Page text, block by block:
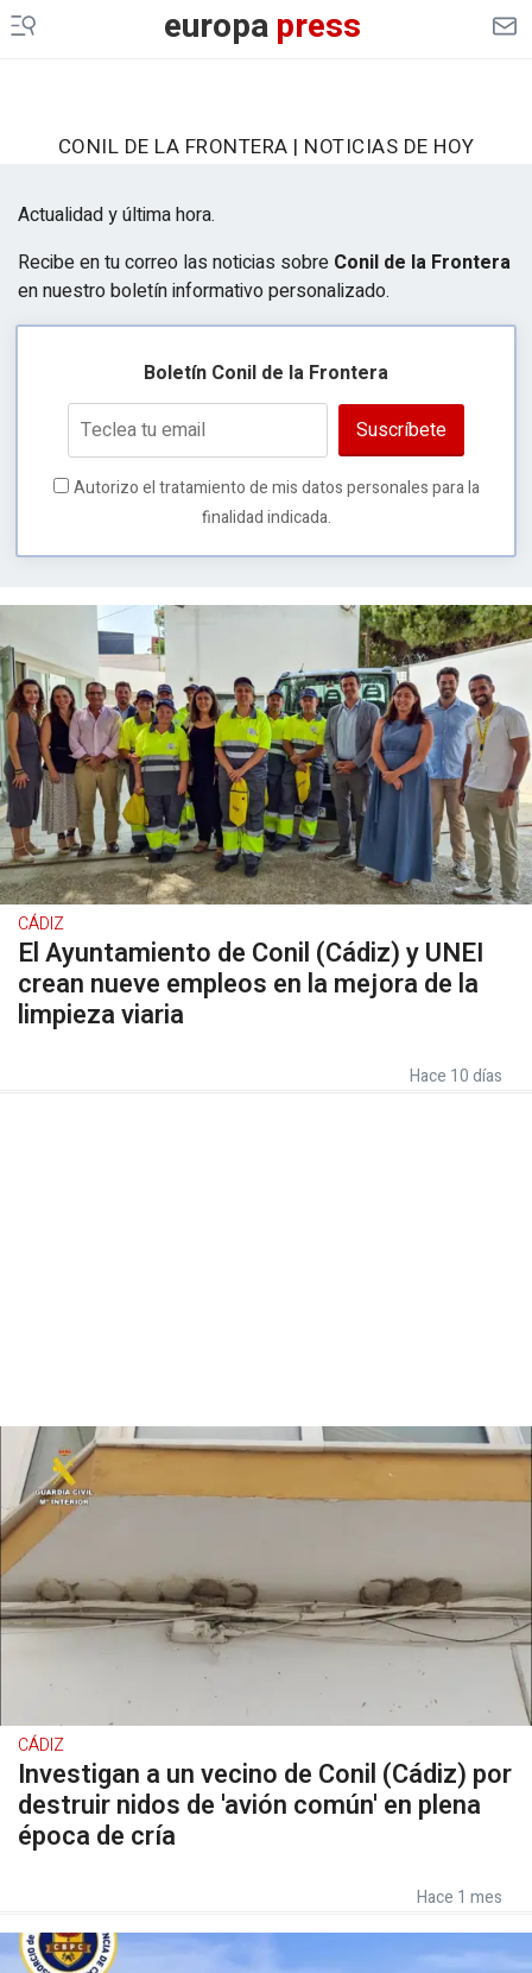
europapress
CONIL DE LA FRONTERA | NOTICIAS DE HOY
Actualidad y última hora.
Recibe en tu correo las noticias sobre Conil de la Frontera
en nuestro boletín informativo personalizado.
Boletín Conil de la Frontera
Suscríbete
Autorizo el tratamiento de mis datos personales para la
finalidad indicada.
CÁDIZ
El Ayuntamiento de Conil (Cádiz) y UNEI
crean nueve empleos en la mejora de la
limpieza viaria
Hace 10 días
CÁDIZ
Investigan a un vecino de Conil (Cádiz) por
destruir nidos de 'avión común' en plena
época de cría
Hace 1 mes